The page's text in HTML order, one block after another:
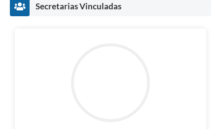
Secretarias Vinculadas